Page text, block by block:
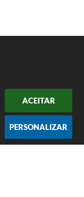
ACEITAR
PERSONALIZAR